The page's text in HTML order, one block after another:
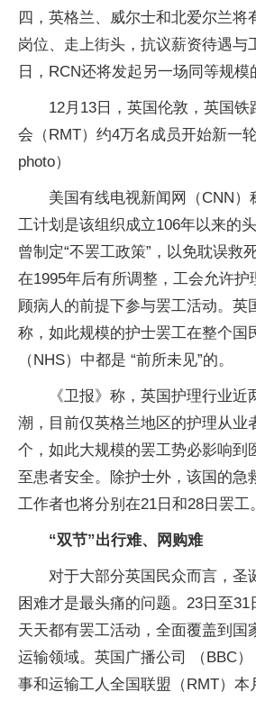
四，英格兰、威尔士和北爱尔兰将
岗位、走上街头，抗议薪资待遇与
日，RCN还将发起另一场同等规模
12月13日，英国伦敦，英国铁
会（RMT）约4万名成员开始新一
photo）
美国有线电视新闻网（CNN）
工计划是该组织成立106年以来的
曾制定“不罢工政策”，以免耽误救
在1995年后有所调整，工会允许护
顾病人的前提下参与罢工活动。英
称，如此规模的护士罢工在整个国
（NHS）中都是 “前所未见”的。
《卫报》称，英国护理行业
潮，目前仅英格兰地区的护理从业
个，如此大规模的罢工势必影响到
至患者安全。除护士外，该国的急
工作者也将分别在21日和28日罢工。
“双节”出行难、网购难
对于大部分英国民众而言，圣
困难才是最头痛的问题。23日至
天天都有罢工活动，全面覆盖到国
运输领域。英国广播公司 （BBC
事和运输工人全国联盟（RMT）本